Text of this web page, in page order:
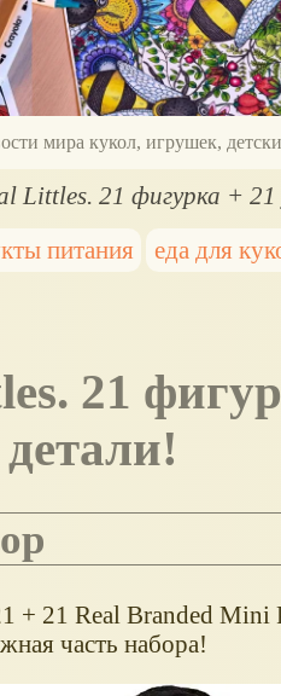
мира кукол, игрушек,
Littles. 21 фигурка +
питания еда для
+ 21 Real Branded Mini
часть набора!